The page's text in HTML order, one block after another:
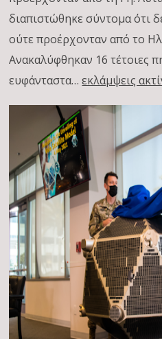
διαπιστώθηκε σύντομα ότι
ούτε προέρχονταν από το
Ανακαλύφθηκαν 16 τέτοιες
ευφάνταστα…εκλάμψεις